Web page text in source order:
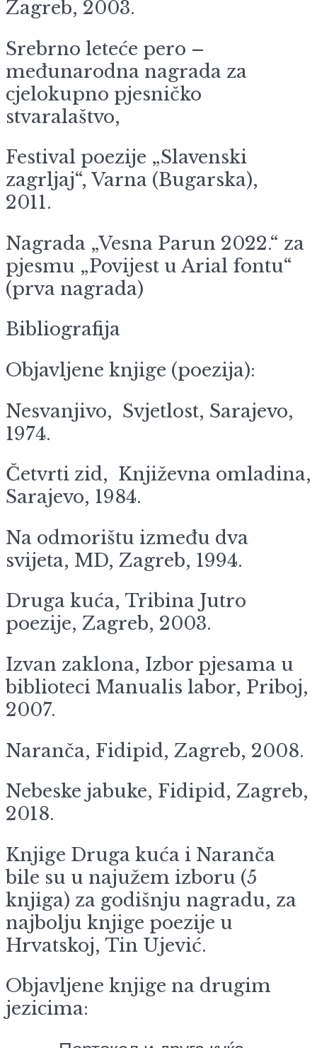
Zagreb, 2003.
Srebrno leteće pero –
međunarodna nagrada za
cjelokupno pjesničko
stvaralaštvo,
Festival poezije „Slavenski
zagrljaj“, Varna (Bugarska),
2011.
Nagrada „Vesna Parun 2022.“ za
pjesmu „Povijest u Arial fontu“
(prva nagrada)
Bibliografija
Objavljene knjige (poezija):
Nesvanjivo, Svjetlost, Sarajevo,
1974.
Četvrti zid, Književna omladina,
Sarajevo, 1984.
Na odmorištu između dva
svijeta, MD, Zagreb, 1994.
Druga kuća, Tribina Jutro
poezije, Zagreb, 2003.
Izvan zaklona, Izbor pjesama u
biblioteci Manualis labor, Priboj,
2007.
Naranča, Fidipid, Zagreb, 2008.
Nebeske jabuke, Fidipid, Zagreb,
2018.
Knjige Druga kuća i Naranča
bile su u najužem izboru (5
knjiga) za godišnju nagradu, za
najbolju knjige poezije u
Hrvatskoj, Tin Ujević.
Objavljene knjige na drugim
jezicima: